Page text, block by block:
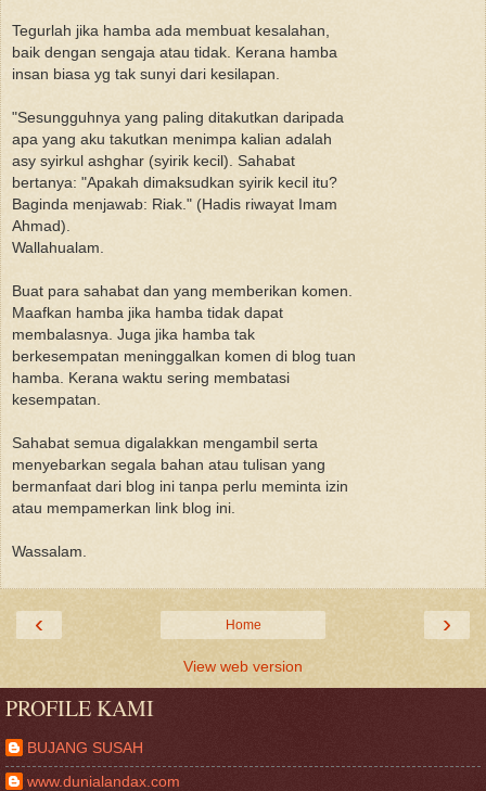
Tegurlah jika hamba ada membuat kesalahan,
baik dengan sengaja atau tidak. Kerana hamba
insan biasa yg tak sunyi dari kesilapan.
"Sesungguhnya yang paling ditakutkan daripada
apa yang aku takutkan menimpa kalian adalah
asy syirkul ashghar (syirik kecil). Sahabat
bertanya: "Apakah dimaksudkan syirik kecil itu?
Baginda menjawab: Riak." (Hadis riwayat Imam
Ahmad).
Wallahualam.
Buat para sahabat dan yang memberikan komen.
Maafkan hamba jika hamba tidak dapat
membalasnya. Juga jika hamba tak
berkesempatan meninggalkan komen di blog tuan
hamba. Kerana waktu sering membatasi
kesempatan.
Sahabat semua digalakkan mengambil serta
menyebarkan segala bahan atau tulisan yang
bermanfaat dari blog ini tanpa perlu meminta izin
atau mempamerkan link blog ini.
Wassalam.
‹ ›
Home
View web version
PROFILE KAMI
BUJANG SUSAH
www.dunialandax.com